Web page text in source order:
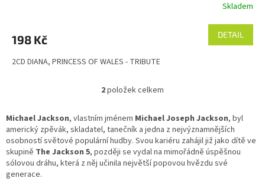
Skladem
198 Kč DETAIL
2CD DIANA, PRINCESS OF WALES - TRIBUTE
O
l
á
d
a
c
2položek celkem
Michael Jackson, vlastním jménem Michael Joseph Jackson, byl
americký zpěvák, skladatel, tanečník a jedna z nejvýznamnějších
osobností světové populární hudby. Svou kariéru zahájil již jako dítě ve
skupině The Jackson 5, později se vydal na mimořádně úspěšnou
sólovou dráhu, která z něj učinila největší popovou hvězdu své
generace.